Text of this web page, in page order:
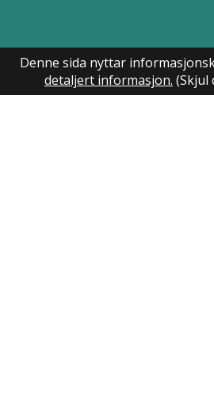
Denne sida nyttar
detaljert informasjon. (Skjul